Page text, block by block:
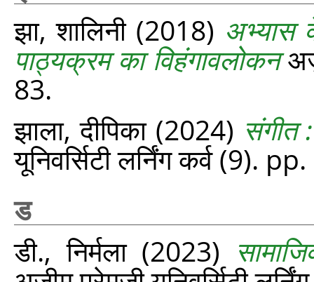
झा, शालिनी(2018) अभ्यास
पाठ्यक्रम का विहंगावलोकन
83.
झाला, दीपिका(2024) संगीत
यूनिवर्सिटी लर्निंग कर्व (9).
ड
डी., निर्मला(2023)